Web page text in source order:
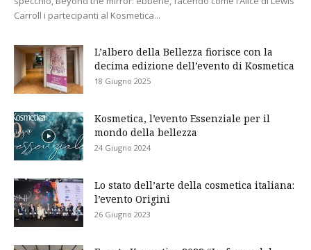
Carroll i partecipanti al Kosmetica...
L’albero della Bellezza fiorisce con la
decima edizione dell’evento di Kosmetica
18 Giugno 2025
Kosmetica, l’evento Essenziale per il
mondo della bellezza
24 Giugno 2024
Lo stato dell’arte della cosmetica italiana:
l’evento Origini
26 Giugno 2023